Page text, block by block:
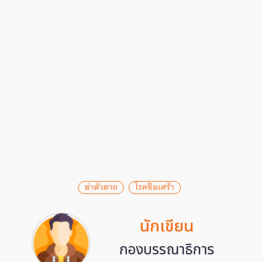
ฆ่าตัวตาย โรคซึมเศร้า
นักเขียน
กองบรรณาธิการ